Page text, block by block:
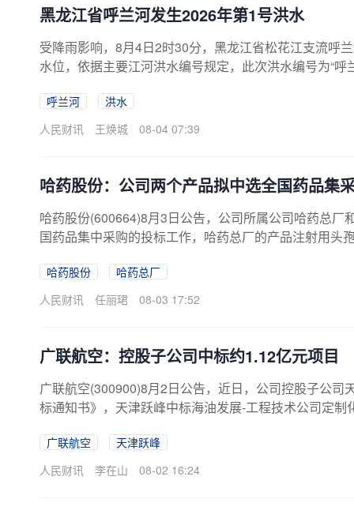
黑龙江省呼兰河发生2026年第1号洪水
受降雨影响，8月4日2时30分，黑龙江省松花江支流呼
水位，依据主要江河洪水编号规定，此次洪水编号为“
各项措施，全力维护人民群众生命财产安全。 目前，
呼兰河
洪水
人民财讯
王焕城 08-04 07:39
哈药股份：公司两个产品拟中选全国药品集
哈药股份(600664)8月3日公告，公司所属公司哈药总
国药品集中采购的投标工作，哈药总厂的产品注射用头
哈药股份
哈药总厂
人民财讯
任丽珺 08-03 17:52
广联航空：控股子公司中标约1.12亿元项目
广联航空(300900)8月2日公告，近日，公司控股子公
标通知书》，天津跃峰中标海油发展-工程技术公司定
广联航空
天津跃峰
人民财讯
李在山 08-02 16:24